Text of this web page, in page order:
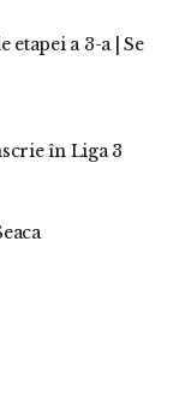
etapei a 3-a | Se
în Liga 3